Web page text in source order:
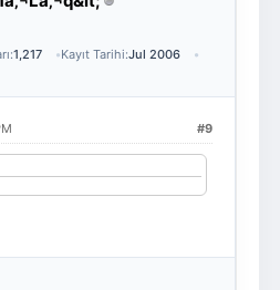
1,217 Kayıt Tarihi:Jul 2006
#9